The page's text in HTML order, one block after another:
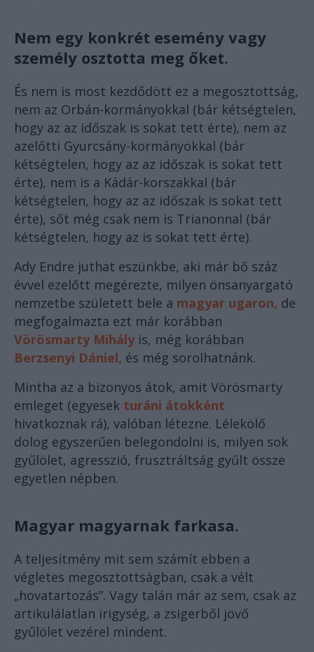
Nem egy konkrét esemény vagy
személy osztotta meg őket.
És nem is most kezdődött ez a megosztottság,
nem az Orbán-kormányokkal (bár kétségtelen,
hogy az az időszak is sokat tett érte), nem az
azelőtti Gyurcsány-kormányokkal (bár
kétségtelen, hogy az az időszak is sokat tett
érte), nem is a Kádár-korszakkal (bár
kétségtelen, hogy az az időszak is sokat tett
érte), sőt még csak nem is Trianonnal (bár
kétségtelen, hogy az is sokat tett érte).
Ady Endre juthat eszünkbe, aki már bő száz
évvel ezelőtt megérezte, milyen önsanyargató
nemzetbe született bele a magyar ugaron, de
megfogalmazta ezt már korábban
Vörösmarty Mihályis, még korábban
Berzsenyi Dániel, és még sorolhatnánk.
Mintha az a bizonyos átok, amit Vörösmarty
emleget (egyesek turáni átokként
hivatkoznak rá), valóban létezne. Lélekölő
dolog egyszerűen belegondolni is, milyen sok
gyűlölet, agresszió, frusztráltság gyűlt össze
egyetlen népben.
Magyar magyarnak farkasa.
A teljesítmény mit sem számít ebben a
végletes megosztottságban, csak a vélt
„hovatartozás”. Vagy talán már az sem, csak az
artikulálatlan irigység, a zsigerből jövő
gyűlölet vezérel mindent.